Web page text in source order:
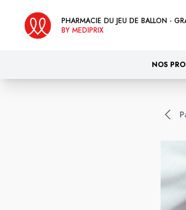
PHARMACIE DU JEU DE BALLON -
BY MEDIPRIX
NOS